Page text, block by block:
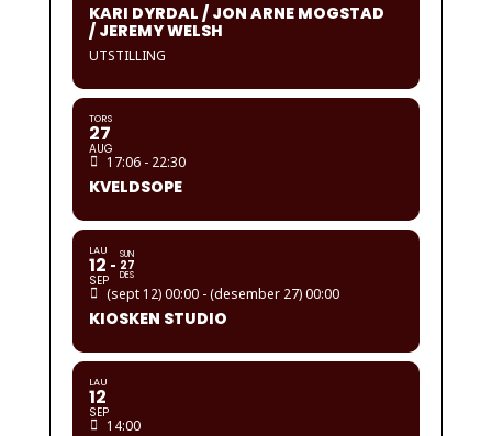
KARI DYRDAL / JON ARNE MOGSTAD
/ JEREMY WELSH
UTSTILLING
TORS
27
AUG
17:06 - 22:30
KVELDSOPE
LAU
12
SEP
SUN
27
DES
(sept 12) 00:00 - (desember 27) 00:00
KIOSKEN STUDIO
LAU
12
SEP
14:00